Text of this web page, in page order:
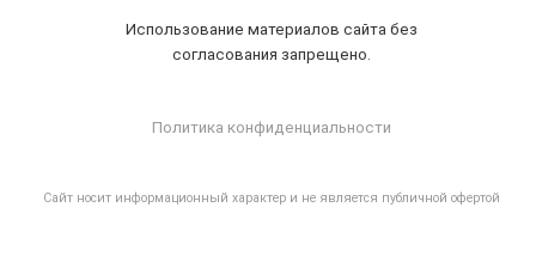
Использование материалов сайта без
согласования запрещено.
Политика конфиденциальности
Cайт носит информационный характер и не является публичной офертой